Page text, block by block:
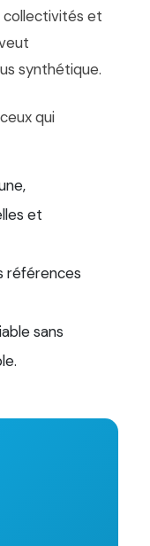
collectivités et
synthétique.
qui
et
références
sans